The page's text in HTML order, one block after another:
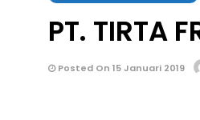
PT. TIRTA
Posted On 15 Januari 2019